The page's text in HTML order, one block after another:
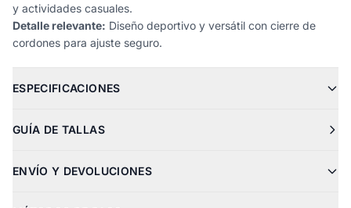
y actividades casuales.
Detalle relevante: Diseño deportivo y versátil con cierre de
cordones para ajuste seguro.
ESPECIFICACIONES
GUÍA DE TALLAS
ENVÍO Y DEVOLUCIONES